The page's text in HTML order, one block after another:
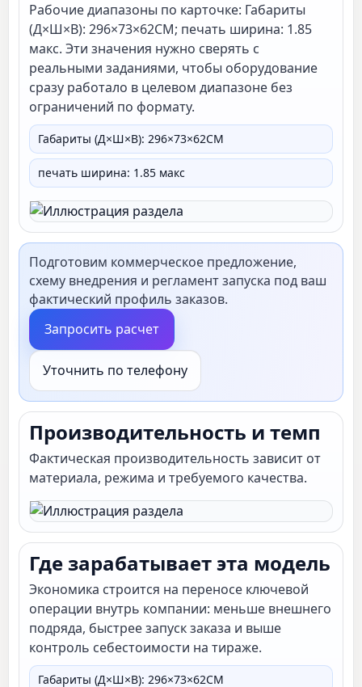
Рабочие диапазоны по карточке: Габариты
(Д×Ш×В): 296×73×62СМ; печать ширина: 1.85
макс. Эти значения нужно сверять с
реальными заданиями, чтобы оборудование
сразу работало в целевом диапазоне без
ограничений по формату.
Габариты (Д×Ш×В): 296×73×62СМ
печать ширина: 1.85 макс
Подготовим коммерческое предложение,
схему внедрения и регламент запуска под ваш
фактический профиль заказов.
Запросить расчет
Уточнить по телефону
Производительность и темп
Фактическая производительность зависит от
материала, режима и требуемого качества.
Где зарабатывает эта модель
Экономика строится на переносе ключевой
операции внутрь компании: меньше внешнего
подряда, быстрее запуск заказа и выше
контроль себестоимости на тираже.
Габариты (Д×Ш×В): 296×73×62СМ